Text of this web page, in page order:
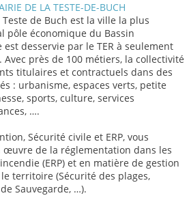
DE LA TESTE-DE-BUCH
Teste de Buch est la ville la plus
pôle économique du Bassin
est desservie par le TER à seulement
près de 100 métiers, la collectivité
titulaires et contractuels dans des
: urbanisme, espaces verts, petite
sports, culture, services
….
Sécurité civile et ERP, vous
œuvre de la réglementation dans les
(ERP) et en matière de gestion
territoire (Sécurité des plages,
Sauvegarde, …).